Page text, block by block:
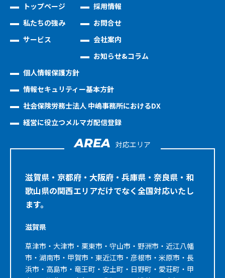
トップページ
私たちの強み
サービス
採用情報
お問合せ
会社案内
お知らせ&コラム
個人情報保護方針
情報セキュリティー基本方針
社会保険労務士法人 中嶋事務所におけるDX
経営に役立つメルマガ配信登録
AREA 対応エリア
滋賀県・京都府・大阪府・兵庫県・奈良県・和
歌山県の関西エリアだけでなく全国対応いたし
ます。
滋賀県
草津市・大津市・栗東市・守山市・野洲市・近江八幡
市・湖南市・甲賀市・東近江市・彦根市・米原市・長
浜市・高島市・竜王町・安土町・日野町・愛荘町・甲